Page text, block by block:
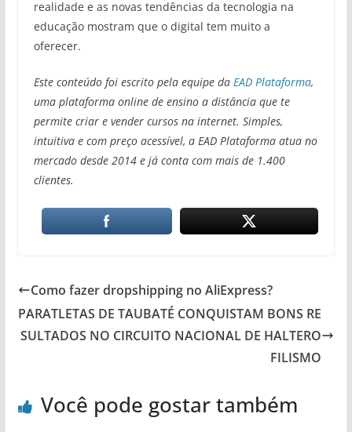
realidade e as novas tendências da tecnologia na
educação mostram que o digital tem muito a
oferecer.
Este conteúdo foi escrito pela equipe da EAD Plataforma,
uma plataforma online de ensino a distância que te
permite criar e vender cursos na internet. Simples,
intuitiva e com preço acessível, a EAD Plataforma atua no
mercado desde 2014 e já conta com mais de 1.400
clientes.
Como fazer dropshipping no AliExpress?
PARATLETAS DE TAUBATÉ CONQUISTAM BONS RE
SULTADOS NO CIRCUITO NACIONAL DE HALTERO
FILISMO
Você pode gostar também